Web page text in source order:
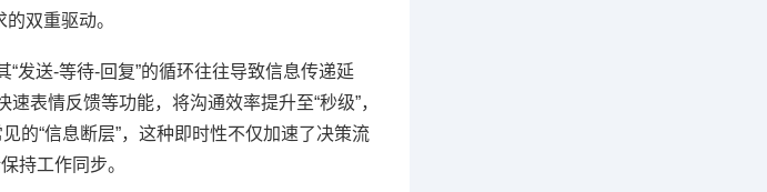
双重驱动。
“发送-等待-回复”的循环往往导致信息传递延
表情反馈等功能，将沟通效率提升至“秒级”，
的“信息断层”，这种即时性不仅加速了决策流
持工作同步。